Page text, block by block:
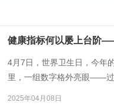
健康指标何以屡上台阶
4月7日，世界卫生日，今年
里，一组数字格外亮眼——过
2025年04月08日